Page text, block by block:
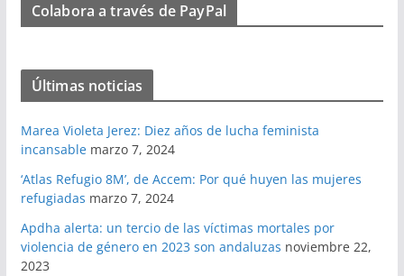
Colabora a través de PayPal
Últimas noticias
Marea Violeta Jerez: Diez años de lucha feminista
incansable marzo 7, 2024
‘Atlas Refugio 8M’, de Accem: Por qué huyen las mujeres
refugiadas marzo 7, 2024
Apdha alerta: un tercio de las víctimas mortales por
violencia de género en 2023 son andaluzas noviembre 22,
2023